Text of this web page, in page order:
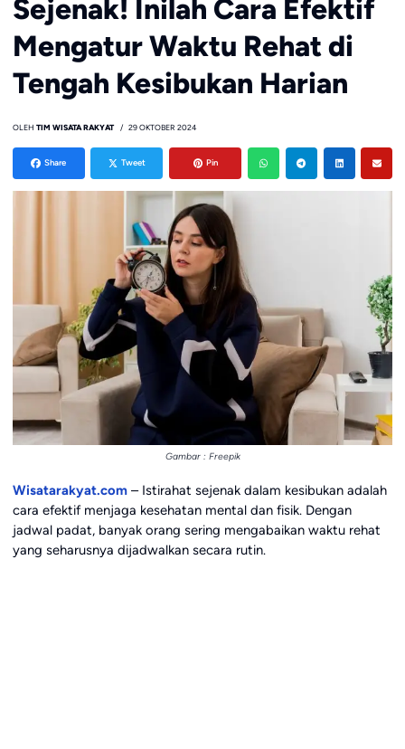
Sejenak! Inilah Cara Efektif
Mengatur Waktu Rehat di
Tengah Kesibukan Harian
OLEH TIM WISATA RAKYAT 29 OKTOBER 2024
Share Tweet Pin
Gambar : Freepik
Wisatarakyat.com– Istirahat sejenak dalam kesibukan adalah
cara efektif menjaga kesehatan mental dan fisik. Dengan
jadwal padat, banyak orang sering mengabaikan waktu rehat
yang seharusnya dijadwalkan secara rutin.